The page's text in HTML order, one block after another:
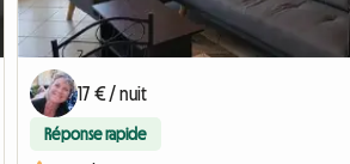
17 € / nuit
Réponse rapide